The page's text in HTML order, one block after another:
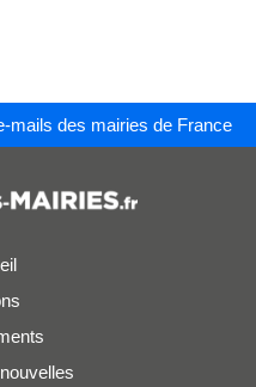
mails des mairies de France